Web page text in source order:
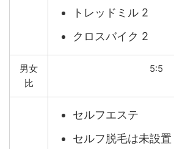
トレッドミル 2
クロスバイク 2
男女
比
5:5
セルフエステ
セルフ脱毛は未設置